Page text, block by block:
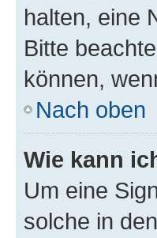
halten, eine
Bitte
können,
Nach oben
Wie kann
Um eine
solche in